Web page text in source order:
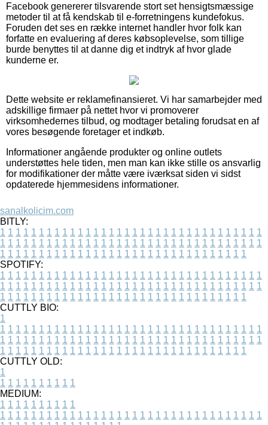
Facebook genererer tilsvarende stort set hensigtsmæssige
metoder til at få kendskab til e-forretningens kundefokus.
Foruden det ses en række internet handler hvor folk kan
forfatte en evaluering af deres købsoplevelse, som tillige
burde benyttes til at danne dig et indtryk af hvor glade
kunderne er.
Dette website er reklamefinansieret. Vi har samarbejder med
adskillige firmaer på nettet hvor vi promoverer
virksomhedernes tilbud, og modtager betaling forudsat en af
vores besøgende foretager et indkøb.
Informationer angående produkter og online outlets
understøttes hele tiden, men man kan ikke stille os ansvarlig
for modifikationer der måtte være iværksat siden vi sidst
opdaterede hjemmesidens informationer.
sanalkolicim.com
BITLY:
1 1 1 1 1 1 1 1 1 1 1 1 1 1 1 1 1 1 1 1 1 1 1 1 1 1 1 1 1 1 1 1 1 1
1 1 1 1 1 1 1 1 1 1 1 1 1 1 1 1 1 1 1 1 1 1 1 1 1 1 1 1 1 1 1 1 1 1
1 1 1 1 1 1 1 1 1 1 1 1 1 1 1 1 1 1 1 1 1 1 1 1 1 1 1 1 1 1 1 1
SPOTIFY:
1 1 1 1 1 1 1 1 1 1 1 1 1 1 1 1 1 1 1 1 1 1 1 1 1 1 1 1 1 1 1 1 1 1
1 1 1 1 1 1 1 1 1 1 1 1 1 1 1 1 1 1 1 1 1 1 1 1 1 1 1 1 1 1 1 1 1 1
1 1 1 1 1 1 1 1 1 1 1 1 1 1 1 1 1 1 1 1 1 1 1 1 1 1 1 1 1 1 1 1
CUTTLY BIO:
1
1 1 1 1 1 1 1 1 1 1 1 1 1 1 1 1 1 1 1 1 1 1 1 1 1 1 1 1 1 1 1 1 1 1
1 1 1 1 1 1 1 1 1 1 1 1 1 1 1 1 1 1 1 1 1 1 1 1 1 1 1 1 1 1 1 1 1 1
1 1 1 1 1 1 1 1 1 1 1 1 1 1 1 1 1 1 1 1 1 1 1 1 1 1 1 1 1 1 1 1
CUTTLY OLD:
1
1 1 1 1 1 1 1 1 1 1
MEDIUM:
1 1 1 1 1 1 1 1 1 1
1 1 1 1 1 1 1 1 1 1 1 1 1 1 1 1 1 1 1 1 1 1 1 1 1 1 1 1 1 1 1 1 1 1